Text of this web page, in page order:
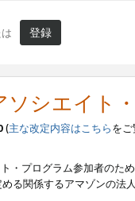
登録
ソシエイト
(主な改定内容はこちらを
・プログラム参加者のた
める関係するアマゾンの法